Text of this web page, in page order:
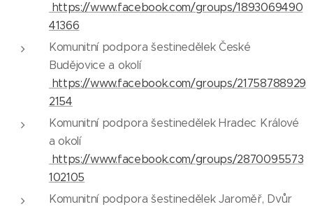
https://www.facebook.com/groups/1893069490
41366
Komunitní podpora šestinedělek České
Budějovice a okolí
https://www.facebook.com/groups/21758788929
2154
Komunitní podpora šestinedělek Hradec Králové
a okolí
https://www.facebook.com/groups/2870095573
102105
Komunitní podpora šestinedělek Jaroměř, Dvůr